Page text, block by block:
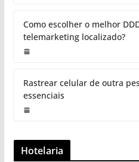
Como escolher o melhor
telemarketing localizado?
Rastrear celular de outra
essenciais
Hotelaria